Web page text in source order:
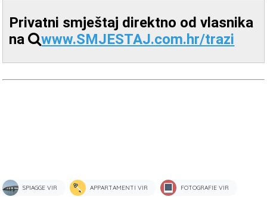
Privatni smještaj direktno od vlasnika
na
www.SMJESTAJ.com.hr/trazi
SPIAGGE VIR APPARTAMENTI VIR FOTOGRAFIE VIR